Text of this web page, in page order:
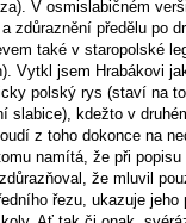
V osmislabičném
zdůraznění předělu po
také v staropolské
Vytkl jsem Hrabákovi
polský rys (staví na
slabice), kdežto v
z toho dokonce na
namítá, že při
že mluvil
řezu, ukazuje